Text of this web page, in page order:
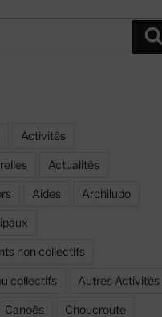
Activités
Actualités
Aides Archiludo
non collectifs
collectifs Autres Activités
Canoës Choucroute